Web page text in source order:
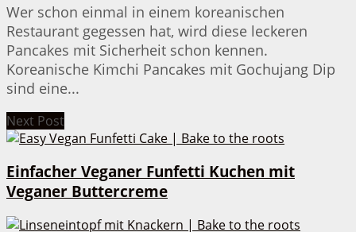
Wer schon einmal in einem koreanischen
Restaurant gegessen hat, wird diese leckeren
Pancakes mit Sicherheit schon kennen.
Koreanische Kimchi Pancakes mit Gochujang Dip
sind eine...
Next Post
Einfacher Veganer Funfetti Kuchen mit
Veganer Buttercreme